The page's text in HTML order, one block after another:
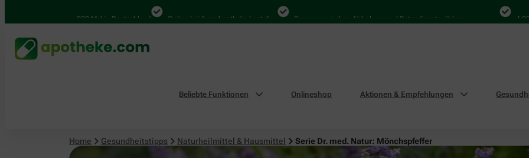
4.000 Mal in Deutschland Online bei Ihrer Apotheke bestellen Bequem zwischen Abholung und Botendienst wählen 4.000
Beliebte Funktionen Onlineshop Aktionen & Empfehlungen
Home Gesundheitstipps Naturheilmittel & Hausmittel Serie Dr. med. Natur: Mönchspfeffer
Naturheilmittel & Hausmittel